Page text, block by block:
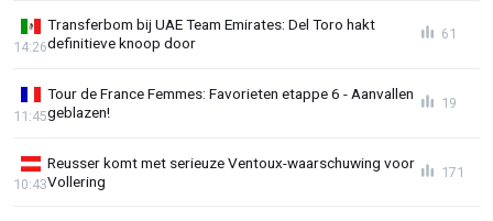
Transferbom bij UAE Team Emirates: Del Toro hakt
definitieve knoop door
14:26
61
Tour de France Femmes: Favorieten etappe 6 - Aanvallen
geblazen!
11:45
19
Reusser komt met serieuze Ventoux-waarschuwing voor
Vollering
10:43
171